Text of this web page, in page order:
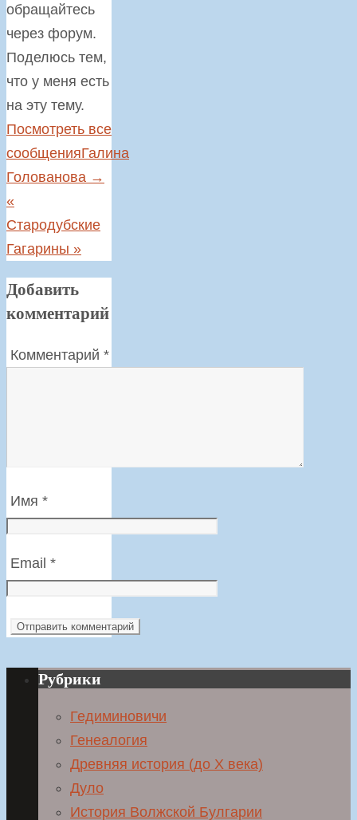
обращайтесь
через форум.
Поделюсь тем,
что у меня есть
на эту тему.
Посмотреть все
сообщенияГалина
Голованова →
«
Стародубские
Гагарины »
Добавить
комментарий
Комментарий *
Имя *
Email *
Рубрики
Гедиминовичи
Генеалогия
Древняя история (до X века)
Дуло
История Волжской Булгарии